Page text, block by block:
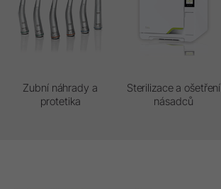
Zubní náhrady a
protetika
Sterilizace a ošetření
násadců